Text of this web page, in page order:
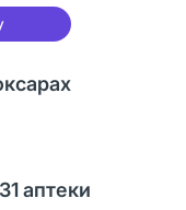
аптеки